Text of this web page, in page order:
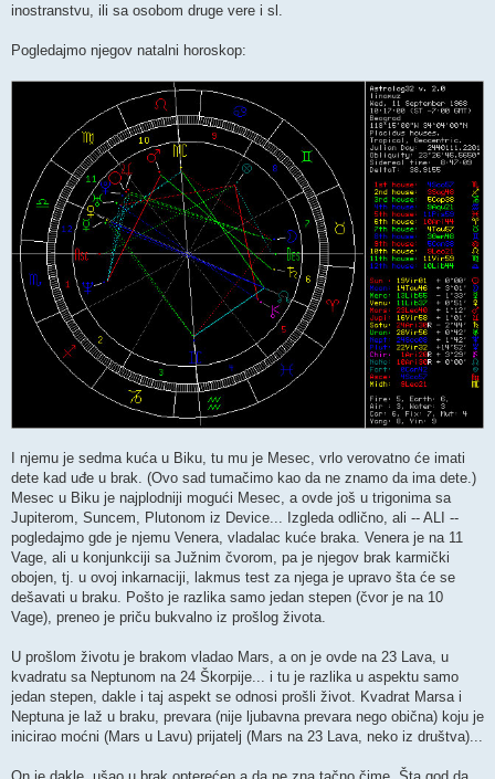
inostranstvu, ili sa osobom druge vere i sl.
Pogledajmo njegov natalni horoskop:
I njemu je sedma kuća u Biku, tu mu je Mesec, vrlo verovatno će imati
dete kad uđe u brak. (Ovo sad tumačimo kao da ne znamo da ima dete.)
Mesec u Biku je najplodniji mogući Mesec, a ovde još u trigonima sa
Jupiterom, Suncem, Plutonom iz Device... Izgleda odlično, ali -- ALI --
pogledajmo gde je njemu Venera, vladalac kuće braka. Venera je na 11
Vage, ali u konjunkciji sa Južnim čvorom, pa je njegov brak karmički
obojen, tj. u ovoj inkarnaciji, lakmus test za njega je upravo šta će se
dešavati u braku. Pošto je razlika samo jedan stepen (čvor je na 10
Vage), preneo je priču bukvalno iz prošlog života.
U prošlom životu je brakom vladao Mars, a on je ovde na 23 Lava, u
kvadratu sa Neptunom na 24 Škorpije... i tu je razlika u aspektu samo
jedan stepen, dakle i taj aspekt se odnosi prošli život. Kvadrat Marsa i
Neptuna je laž u braku, prevara (nije ljubavna prevara nego obična) koju je
inicirao moćni (Mars u Lavu) prijatelj (Mars na 23 Lava, neko iz društva)...